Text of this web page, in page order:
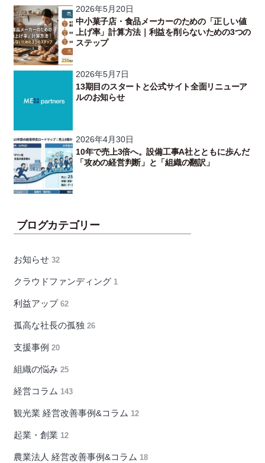
2026年5月20日
中小菓子店・食品メーカーのための「正しい値
上げ率」計算方法｜利益を削らないための3つの
ステップ
2026年5月7日
13期目のスタートと公式サイト全面リニューア
ルのお知らせ
2026年4月30日
10年で売上3倍へ。設備工事A社とともに歩んだ
「攻めの経営判断」と「組織の翻訳」
ブログカテゴリー
お知らせ 32
クラウドファンディング 1
利益アップ 62
孤高な社長の孤独 26
支援事例 20
組織の悩み 25
経営コラム 143
観光業 経営改善事例&コラム 12
起業・創業 12
農業法人 経営改善事例&コラム 18